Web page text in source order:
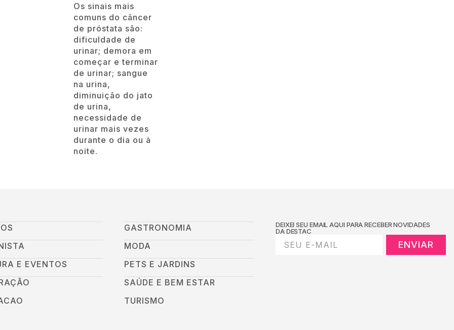
Os sinais mais
comuns do câncer
de próstata são:
dificuldade de
urinar; demora em
começar e terminar
de urinar; sangue
na urina,
diminuição do jato
de urina,
necessidade de
urinar mais vezes
durante o dia ou à
noite.
E EVENTOS
GASTRONOMIA
MODA
PETS E JARDINS
SAÚDE E BEM ESTAR
TURISMO
DEIXEI SEU EMAIL AQUI PARA RECEBER NOVIDADES
DA DESTAC
ENVIAR